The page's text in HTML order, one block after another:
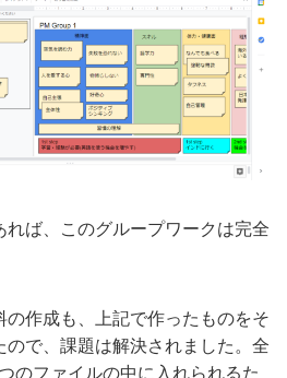
ば、このグループワークは完全
作成も、上記で作ったものをそ
で、課題は解決されました。全
のファイルの中に入れられるた